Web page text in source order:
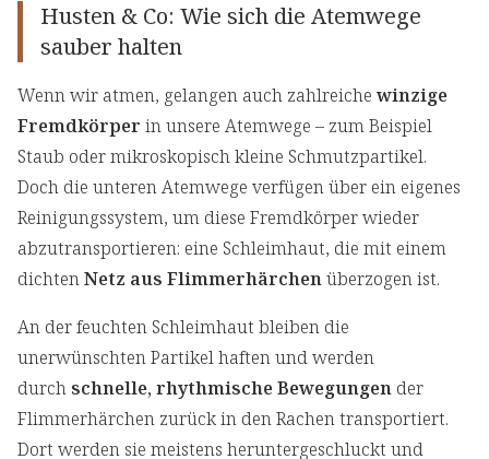
Husten & Co: Wie sich die Atemwege
sauber halten
Wenn wir atmen, gelangen auch zahlreiche winzige
Fremdkörper in unsere Atemwege – zum Beispiel
Staub oder mikroskopisch kleine Schmutzpartikel.
Doch die unteren Atemwege verfügen über ein eigenes
Reinigungssystem, um diese Fremdkörper wieder
abzutransportieren: eine Schleimhaut, die mit einem
dichtenNetz aus Flimmerhärchenüberzogen ist.
An der feuchten Schleimhaut bleiben die
unerwünschten Partikel haften und werden
durchschnelle, rhythmische Bewegungen der
Flimmerhärchen zurück in den Rachen transportiert.
Dort werden sie meistens heruntergeschluckt und